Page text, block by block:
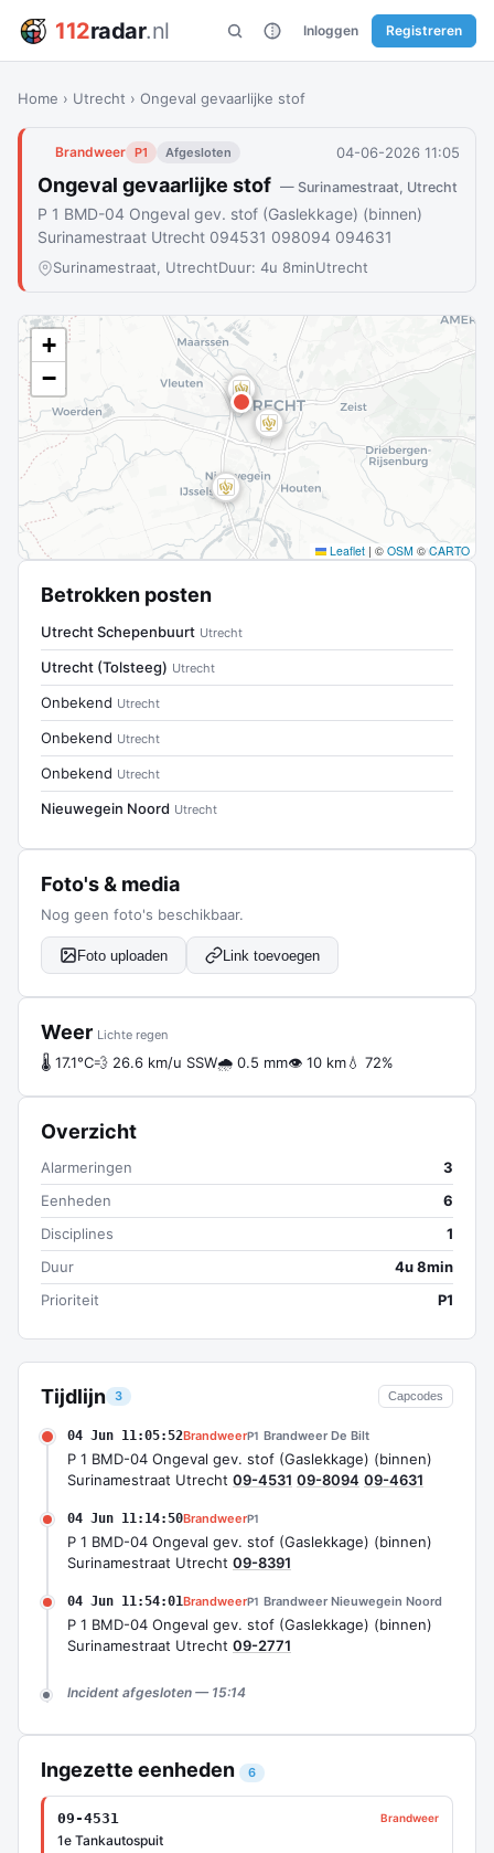
112radar.nl Inloggen Registreren
Home › Utrecht › Ongeval gevaarlijke stof
Brandweer P1 Afgesloten 04-06-2026 11:05
Ongeval gevaarlijke stof — Surinamestraat, Utrecht
P 1 BMD-04 Ongeval gev. stof (Gaslekkage) (binnen)
Surinamestraat Utrecht 094531 098094 094631
Surinamestraat, UtrechtDuur: 4u 8minUtrecht
Tijdlijn 3 Capcodes
04 Jun 11:05:52BrandweerP1 Brandweer De Bilt
P 1 BMD-04 Ongeval gev. stof (Gaslekkage) (binnen)
Surinamestraat Utrecht 09-4531 09-8094 09-4631
04 Jun 11:14:50BrandweerP1
P 1 BMD-04 Ongeval gev. stof (Gaslekkage) (binnen)
Surinamestraat Utrecht 09-8391
04 Jun 11:54:01BrandweerP1 Brandweer Nieuwegein Noord
P 1 BMD-04 Ongeval gev. stof (Gaslekkage) (binnen)
Surinamestraat Utrecht 09-2771
Incident afgesloten — 15:14
Ingezette eenheden 6
09-4531 Brandweer
1e Tankautospuit
+
−
Leaflet | © OSM © CARTO
Betrokken posten
Utrecht Schepenbuurt Utrecht
Utrecht (Tolsteeg) Utrecht
Onbekend Utrecht
Onbekend Utrecht
Onbekend Utrecht
Nieuwegein Noord Utrecht
Foto's & media
Nog geen foto's beschikbaar.
Foto uploaden Link toevoegen
Weer Lichte regen
🌡 17.1°C💨 26.6 km/u SSW🌧 0.5 mm👁 10 km💧 72%
Overzicht
Alarmeringen
3
Eenheden
6
Disciplines
1
Duur
4u 8min
Prioriteit
P1